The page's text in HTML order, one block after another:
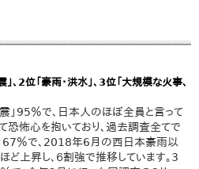
、2位「豪雨・洪水」、3位「大規模な火事、
」95％で、日本人のほぼ全員と言って
恐怖心を抱いており、過去調査全てで
」67％で、2018年6月の西日本豪雨以
ど上昇し、６割強で推移しています。3